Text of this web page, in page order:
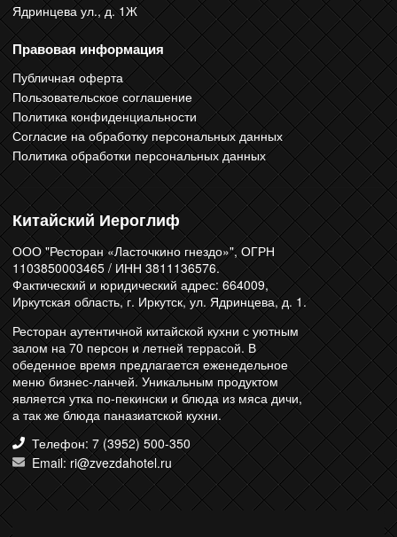
Ядринцева ул., д. 1Ж
Правовая информация
Публичная оферта
Пользовательское соглашение
Политика конфиденциальности
Согласие на обработку персональных данных
Политика обработки персональных данных
Китайский Иероглиф
ООО "Ресторан «Ласточкино гнездо»", ОГРН
1103850003465 / ИНН 3811136576.
Фактический и юридический адрес: 664009,
Иркутская область, г. Иркутск, ул. Ядринцева, д. 1.
Ресторан аутентичной китайской кухни с уютным
залом на 70 персон и летней террасой. В
обеденное время предлагается еженедельное
меню бизнес-ланчей. Уникальным продуктом
является утка по-пекински и блюда из мяса дичи,
а так же блюда паназиатской кухни.
Телефон: 7 (3952) 500-350
Email: ri@zvezdahotel.ru